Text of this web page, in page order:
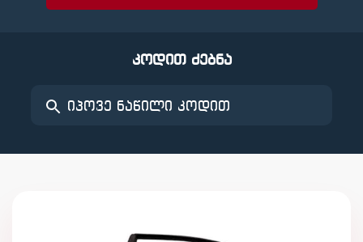
კოდით ძებნა